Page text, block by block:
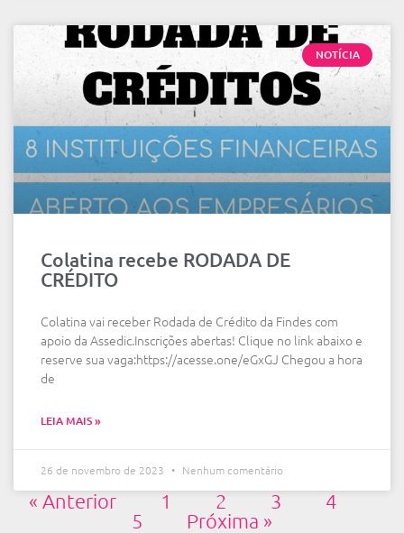
NOTÍCIA
Colatina recebe RODADA DE
CRÉDITO
Colatina vai receber Rodada de Crédito da Findes com
apoio da Assedic.Inscrições abertas! Clique no link abaixo e
reserve sua vaga:https://acesse.one/eGxGJ Chegou a hora
de
LEIA MAIS »
26 de novembro de 2023 Nenhum comentário
« Anterior 1 2 3
4
5
Próxima »